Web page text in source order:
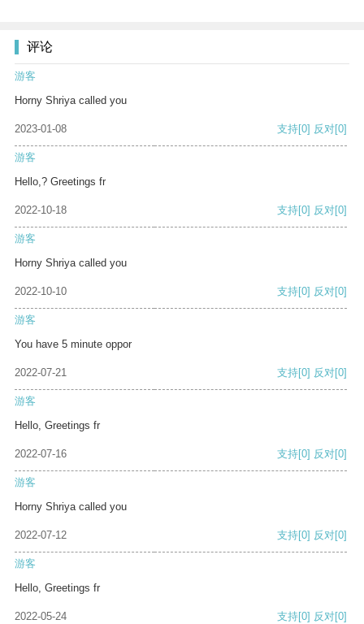
评论
游客
Horny Shriya called you
2023-01-08 支持[0] 反对[0]
游客
Hello,? Greetings fr
2022-10-18 支持[0] 反对[0]
游客
Horny Shriya called you
2022-10-10 支持[0] 反对[0]
游客
You have 5 minute oppor
2022-07-21 支持[0] 反对[0]
游客
Hello, Greetings fr
2022-07-16 支持[0] 反对[0]
游客
Horny Shriya called you
2022-07-12 支持[0] 反对[0]
游客
Hello, Greetings fr
2022-05-24 支持[0] 反对[0]